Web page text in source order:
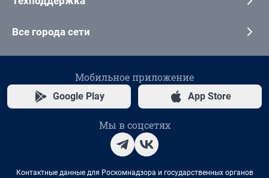
Все города сети
Мобильное приложение
Google Play App Store
Мы в соцсетях
Контактные данные для Роскомнадзора и государственных органов